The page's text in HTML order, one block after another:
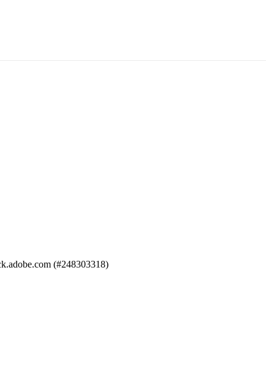
(#248303318)